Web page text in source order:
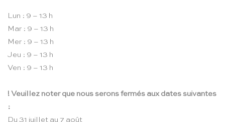
Lun : 9 – 13 h
Mar : 9 – 13 h
Mer : 9 – 13 h
Jeu : 9 – 13 h
Ven : 9 – 13 h
! Veuillez noter que nous serons fermés aux dates suivantes
:
Du 31 juillet au 7 août